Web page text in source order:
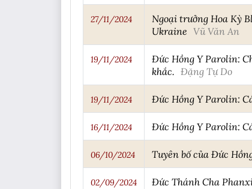
27/11/2024
Ngoại trưởng Hoa Kỳ
Ukraine Vũ Văn An
19/11/2024
Đức Hồng Y Parolin:
khắc. Đặng Tự Do
19/11/2024 Đức Hồng Y Parolin:
16/11/2024 Đức Hồng Y Parolin:
06/10/2024 Tuyên bố của Đức
02/09/2024 Đức Thánh Cha